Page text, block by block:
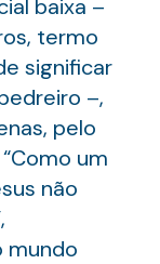
baixa –
termo
significar
–,
pelo
um
não
mundo